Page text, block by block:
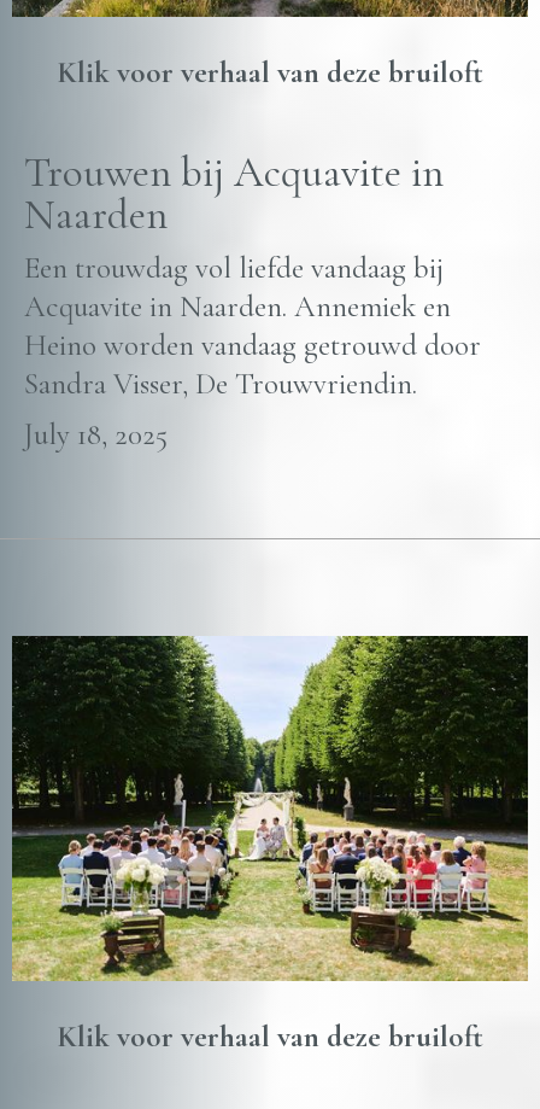
Klik voor verhaal van deze bruiloft
Trouwen bij Acquavite in
Naarden
Een trouwdag vol liefde vandaag bij
Acquavite in Naarden. Annemiek en
Heino worden vandaag getrouwd door
Sandra Visser, De Trouwvriendin.
July 18, 2025
Klik voor verhaal van deze bruiloft